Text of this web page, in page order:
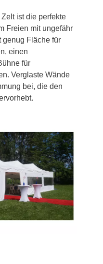
ist die perfekte
Freien mit ungefähr
genug Fläche für
einen
für
Verglaste Wände
bei, die den